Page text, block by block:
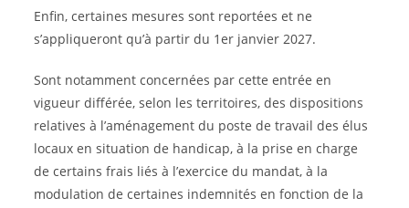
Enfin, certaines mesures sont reportées et ne
s’appliqueront qu’à partir du 1er janvier 2027.
Sont notamment concernées par cette entrée en
vigueur différée, selon les territoires, des dispositions
relatives à l’aménagement du poste de travail des élus
locaux en situation de handicap, à la prise en charge
de certains frais liés à l’exercice du mandat, à la
modulation de certaines indemnités en fonction de la